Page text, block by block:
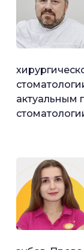
актуальным